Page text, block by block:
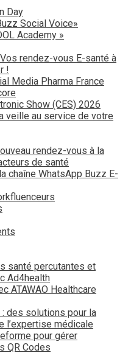
Day
Social Voice»
Academy »
rendez-vous E-santé à
!
Media Pharma France
Show (CES) 2026
veille au service de votre
rendez-vous à la
de santé
chaîne WhatsApp Buzz E-
santé percutantes et
Ad4health
ATAWAO Healthcare
: des solutions pour la
l’expertise médicale
pour gérer
QR Codes